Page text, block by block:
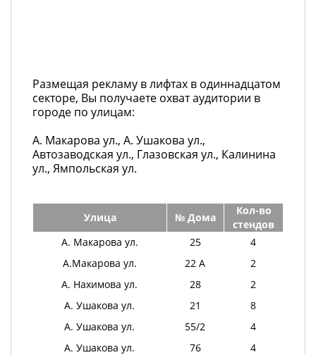
Размещая рекламу в лифтах в одиннадцатом
секторе, Вы получаете охват аудитории в
городе по улицам:
А. Макарова ул., А. Ушакова ул.,
Автозаводская ул., Глазовская ул., Калинина
ул., Ямпольская ул.
Улица № Дома
Кол-во
стендов
А. Макарова ул.
25
4
А.Макарова ул.
22 А
2
А. Нахимова ул.
28
2
А. Ушакова ул.
21
8
А. Ушакова ул.
55/2
4
А. Ушакова ул.
76
4